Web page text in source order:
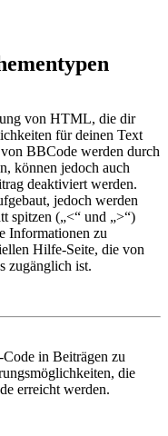
von HTML, die dir
für deinen Text
BBCode werden durch
können jedoch auch
deaktiviert werden.
jedoch werden
spitzen („<“ und „>“)
Informationen zu
Hilfe-Seite, die von
zugänglich ist.
in Beiträgen zu
die
erreicht werden.